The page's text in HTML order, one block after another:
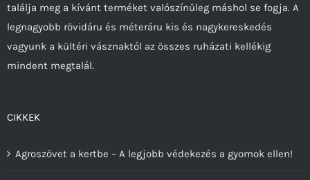
találja meg a kívánt terméket valószínűleg máshol se fogja. A
legnagyobb rövidáru és méteráru kis és nagykereskedés
vagyunk a kültéri vásznaktól az összes ruházati kellékig
mindent megtalál.
CIKKEK
Agroszövet a kertbe – A legjobb védekezés a gyomok ellen!